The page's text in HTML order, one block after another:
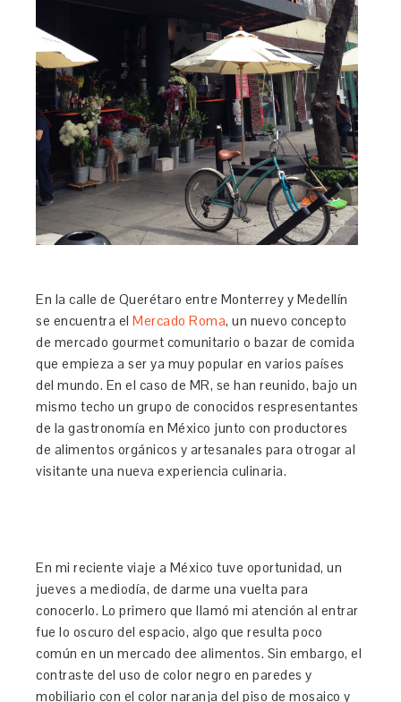
En la calle de Querétaro entre Monterrey y Medellín
se encuentra elMercado Roma, un nuevo concepto
de mercado gourmet comunitario o bazar de comida
que empieza a ser ya muy popular en varios países
del mundo. En el caso de MR, se han reunido, bajo un
mismo techo un grupo de conocidos respresentantes
de la gastronomía en México junto con productores
de alimentos orgánicos y artesanales para otrogar al
visitante una nueva experiencia culinaria.
En mi reciente viaje a México tuve oportunidad, un
jueves a mediodía, de darme una vuelta para
conocerlo. Lo primero que llamó mi atención al entrar
fue lo oscuro del espacio, algo que resulta poco
común en un mercado dee alimentos. Sin embargo, el
contraste del uso de color negro en paredes y
mobiliario con el color naranja del piso de mosaico y